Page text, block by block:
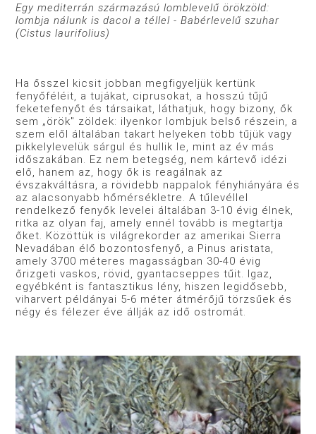
Egy mediterrán származású lomblevelű örökzöld:
lombja nálunk is dacol a téllel - Babérlevelű szuhar
(Cistus laurifolius)
Ha ősszel kicsit jobban megfigyeljük kertünk
fenyőféléit, a tujákat, ciprusokat, a hosszú tűjű
feketefenyőt és társaikat, láthatjuk, hogy bizony, ők
sem „örök" zöldek: ilyenkor lombjuk bel­ső részein, a
szem elől általában takart helyeken több tűjük vagy
pikkelylevelük sárgul és hullik le, mint az év más
időszakában. Ez nem betegség, nem kártevő idézi
elő, hanem az, hogy ők is reagálnak az
évszakváltásra, a rövidebb nappalok fényhiányára és
az alacsonyabb hőmérsékletre. A tűlevéllel
rendelkező fenyők levelei általában 3-10 évig élnek,
ritka az olyan faj, amely ennél tovább is megtartja
őket. Közöttük is világrekorder az amerikai Sierra
Nevadában élő bozontosfenyő, a Pinus aristata,
amely 3700 méteres magasságban 30-40 évig
őrizgeti vaskos, rövid, gyantacseppes tűit. Igaz,
egyébként is fantasztikus lény, hiszen legidősebb,
viharvert példányai 5-6 méter átmérőjű törzsűek és
négy és félezer éve állják az idő ostromát.